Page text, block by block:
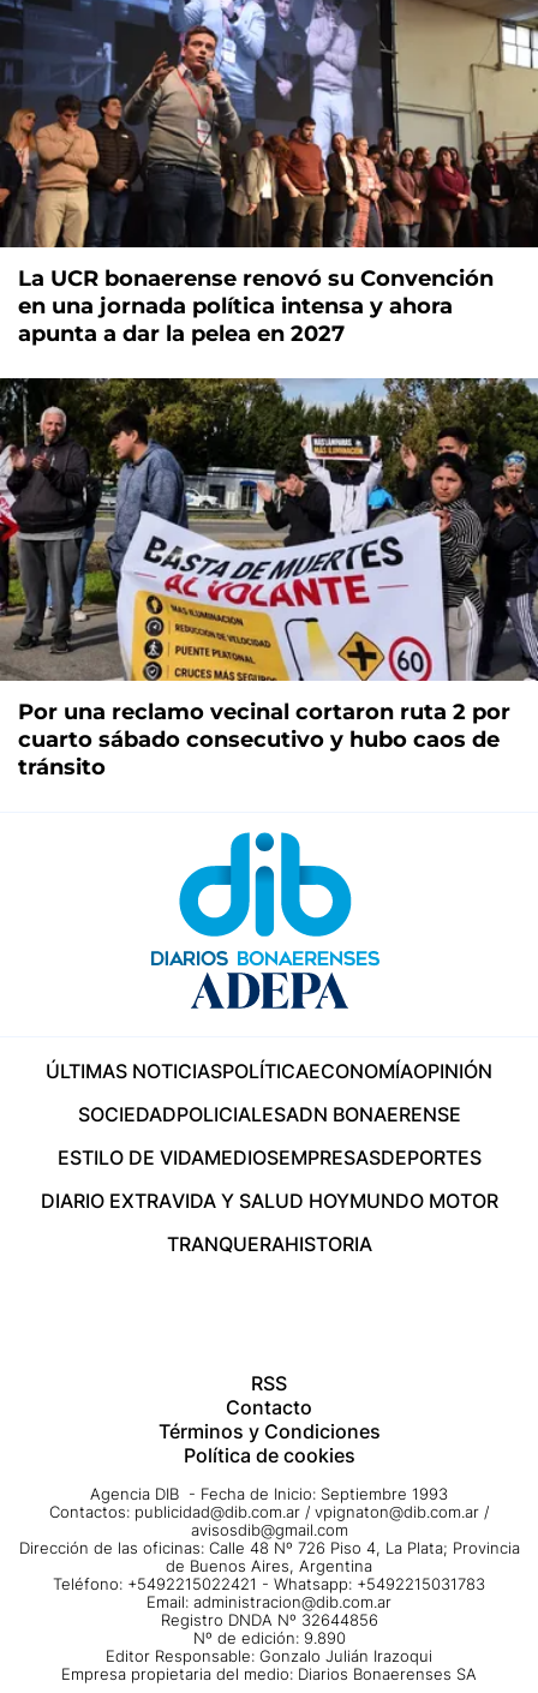
La UCR bonaerense renovó su Convención
en una jornada política intensa y ahora
apunta a dar la pelea en 2027
Por una reclamo vecinal cortaron ruta 2 por
cuarto sábado consecutivo y hubo caos de
tránsito
ÚLTIMAS NOTICIASPOLÍTICAECONOMÍAOPINIÓN
SOCIEDADPOLICIALESADN BONAERENSE
ESTILO DE VIDAMEDIOSEMPRESASDEPORTES
DIARIO EXTRAVIDA Y SALUD HOYMUNDO MOTOR
TRANQUERAHISTORIA
RSS
Contacto
Términos y Condiciones
Política de cookies
Agencia DIB - Fecha de Inicio: Septiembre 1993
Contactos: publicidad@dib.com.ar / vpignaton@dib.com.ar /
avisosdib@gmail.com
Dirección de las oficinas: Calle 48 Nº 726 Piso 4, La Plata; Provincia
de Buenos Aires, Argentina
Teléfono: +5492215022421 - Whatsapp: +5492215031783
Email: administracion@dib.com.ar
Registro DNDA Nº 32644856
Nº de edición: 9.890
Editor Responsable: Gonzalo Julián Irazoqui
Empresa propietaria del medio: Diarios Bonaerenses SA